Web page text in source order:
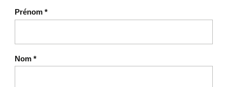
Prénom *
Nom *